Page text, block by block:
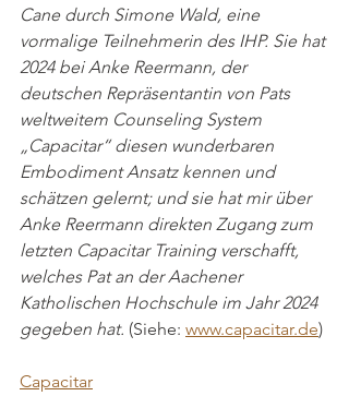
Cane durch Simone Wald, eine
vormalige Teilnehmerin des IHP. Sie hat
2024 bei Anke Reermann, der
deutschen Repräsentantin von Pats
weltweitem Counseling System
„Capacitar“ diesen wunderbaren
Embodiment Ansatz kennen und
schätzen gelernt; und sie hat mir über
Anke Reermann direkten Zugang zum
letzten Capacitar Training verschafft,
welches Pat an der Aachener
Katholischen Hochschule im Jahr 2024
gegeben hat. (Siehe: www.capacitar.de)
Capacitar